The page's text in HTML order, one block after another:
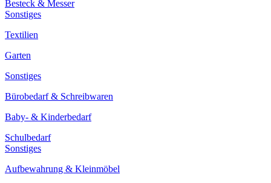
Besteck & Messer
Sonstiges
Textilien
Garten
Sonstiges
Bürobedarf & Schreibwaren
Baby- & Kinderbedarf
Schulbedarf
Sonstiges
Aufbewahrung & Kleinmöbel